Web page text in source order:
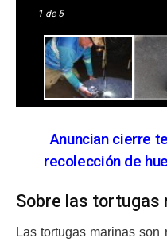
1 de 5
Anuncian cierre
recolección de
Sobre las tortugas
Las tortugas marinas